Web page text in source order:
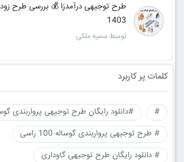
طرح توجیهی درآمدزا 💰 بررسی طرح
1403
توسط سمیه ملکی
کلمات پر کاربرد
#
#دانلود رایگان طرح توجیهی پرواربندی
# طرح توجیهی پرواربندی گوساله 100 راسی
# دانلود رایگان طرح توجیهی گاوداری